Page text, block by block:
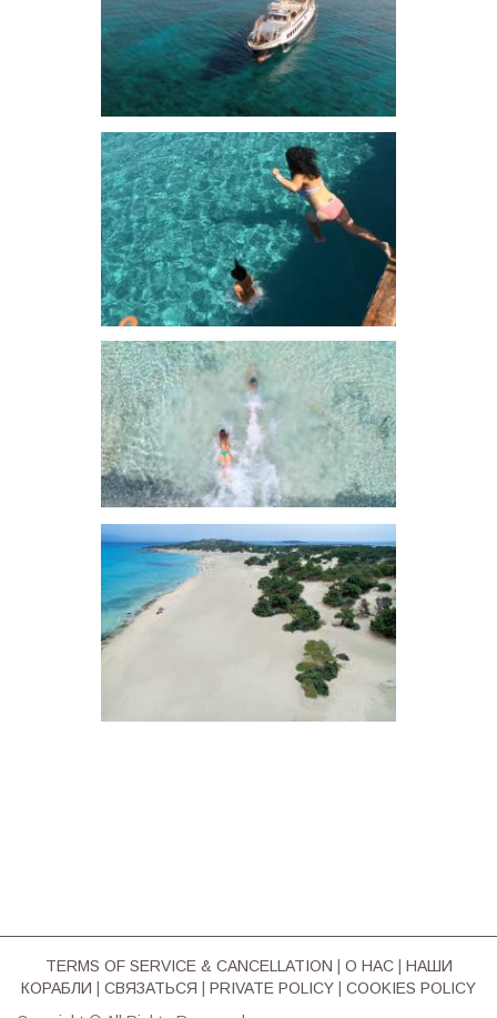
TERMS OF SERVICE & CΑΝCELLATION О НАС| НАШИ
КОРАБЛИ
СВЯЗАТЬСЯ PRIVATE POLICY
COOKIES POLICY